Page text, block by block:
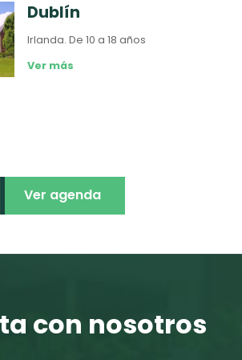
Dublín
Irlanda.De 10 a 18 años
Ver más
Ver agenda
con nosotros